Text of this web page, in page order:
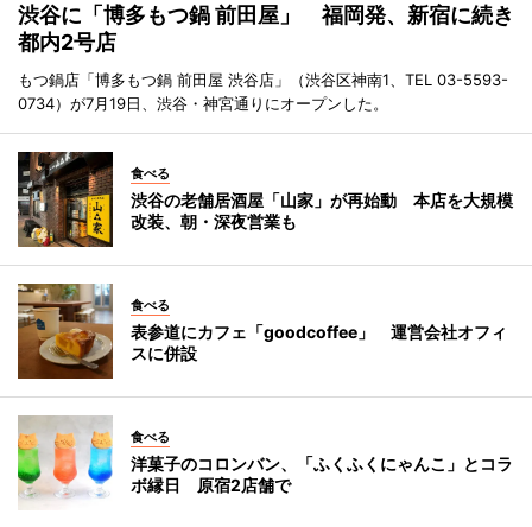
渋谷に「博多もつ鍋 前田屋」 福岡発、新宿に続き
都内2号店
もつ鍋店「博多もつ鍋 前田屋 渋谷店」（渋谷区神南1、TEL 03-5593-
0734）が7月19日、渋谷・神宮通りにオープンした。
食べる
渋谷の老舗居酒屋「山家」が再始動 本店を大規模
改装、朝・深夜営業も
食べる
表参道にカフェ「goodcoffee」 運営会社オフィ
スに併設
食べる
洋菓子のコロンバン、「ふくふくにゃんこ」とコラ
ボ縁日 原宿2店舗で